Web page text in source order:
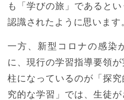
も「学びの旅」であると
認識されたように思います
一方、新型コロナの感染
に、現行の学習指導要領
柱になっているのが「探
究的な学習」では、生徒